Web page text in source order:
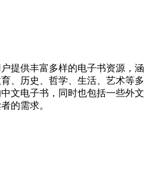
提供丰富多样的电子书资源，涵
、历史、哲学、生活、艺术等多
文电子书，同时也包括一些外文
的需求。